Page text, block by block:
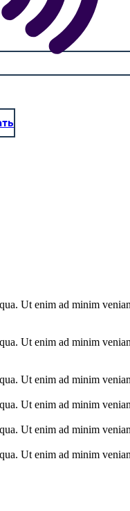
Ut enim ad minim
Ut enim ad minim
Ut enim ad minim
Ut enim ad minim
Ut enim ad minim
Ut enim ad minim